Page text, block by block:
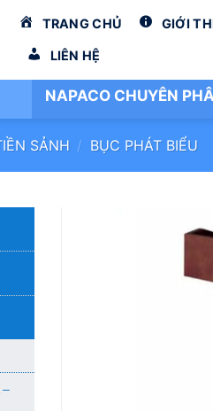
TRANG CHỦ GIỚI
LIÊN HỆ
NAPACO CHUYÊN
SẢNH / BỤC PHÁT BIỂU
–